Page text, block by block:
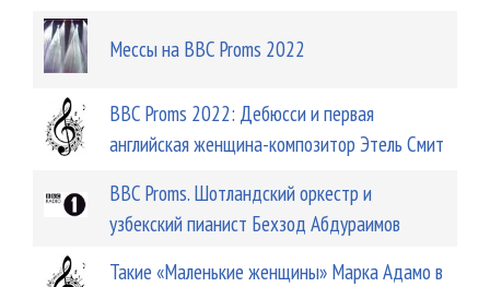
Мессы на BBC Proms 2022
BBC Proms 2022: Дебюсси и первая
английская женщина-композитор Этель Смит
BBC Proms. Шотландский оркестр и
узбекский пианист Бехзод Абдураимов
Такие «Маленькие женщины» Марка Адамо в